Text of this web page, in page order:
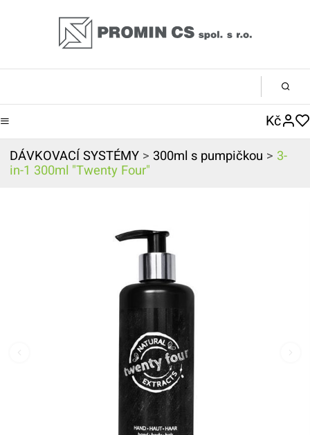
Kč
DÁVKOVACÍ SYSTÉMY > 300ml s pumpičkou > 3-
in-1 300ml "Twenty Four"